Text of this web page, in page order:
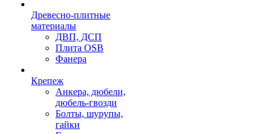
Древесно-плитные
материалы
ДВП, ДСП
Плита OSB
Фанера
Крепеж
Анкера, дюбели,
дюбель-гвозди
Болты, шурупы,
гайки